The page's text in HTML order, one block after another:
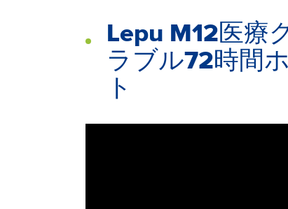
Lepu M12医療
ラブル72時間
ト